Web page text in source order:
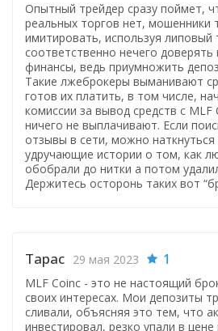
Опытный трейдер сразу поймет,
реальных торгов нет, мошенники
имитировать, используя липовый
соответственно нечего
финансы, ведь приумножить
Такие лжеброкеры выманивают
готов их платить, в том числе,
комиссии за вывод средств с MLF
ничего не выплачивают. Если
отзывы в сети, можно наткнуться
удручающие истории о том, как
обобрали до нитки а потом
Держитесь осторонь таких вот
Тарас 29 мая 2023 1
MLF Coinc - это не настоящий
своих интересах. Мои депозиты
сливали, объясняя это тем, что
инвестировал, резко упали в